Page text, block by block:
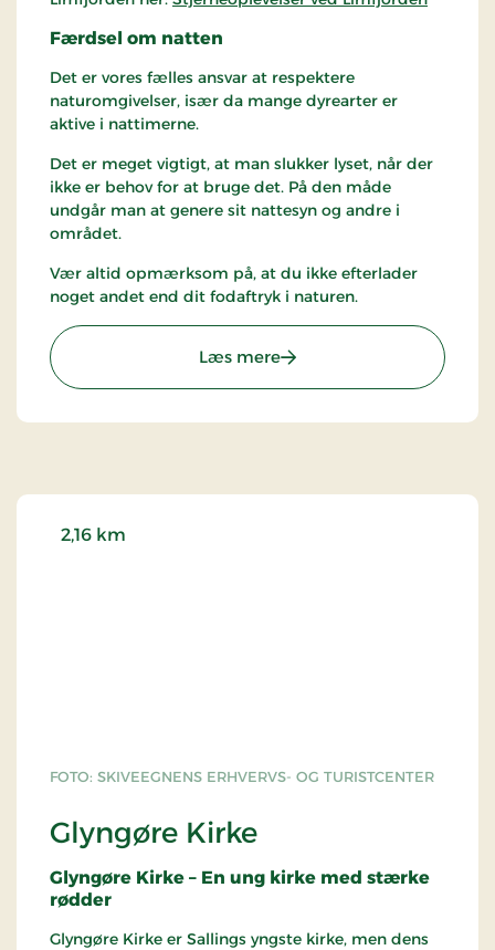
Færdsel om natten
Det er vores fælles ansvar at respektere
naturomgivelser, især da mange dyrearter er
aktive i nattimerne.
Det er meget vigtigt, at man slukker lyset, når der
ikke er behov for at bruge det. På den måde
undgår man at genere sit nattesyn og andre i
området.
Vær altid opmærksom på, at du ikke efterlader
noget andet end dit fodaftryk i naturen.
Læs mere: Stjernespot - Sallingsund
FOTO: SKIVEEGNENS ERHVERVS- OG TURISTCENTER
Glyngøre Kirke
2,16 km
Glyngøre Kirke – En ung kirke med stærke
rødder
Glyngøre Kirke er Sallings yngste kirke, men dens